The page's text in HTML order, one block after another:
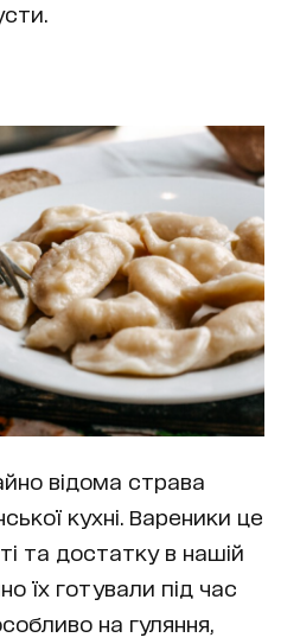
відома страва
кухні. Вареники це
та достатку в нашій
їх готували під час
на гуляння,